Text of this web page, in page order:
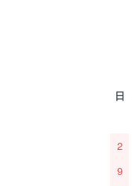
日
2
9